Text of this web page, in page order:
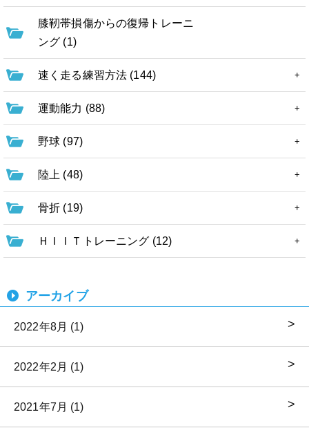
膝靭帯損傷からの復帰トレーニ
ング (1)
速く走る練習方法 (144)
運動能力 (88)
野球 (97)
陸上 (48)
骨折 (19)
ＨＩＩＴトレーニング (12)
アーカイブ
2022年8月 (1)
2022年2月 (1)
2021年7月 (1)